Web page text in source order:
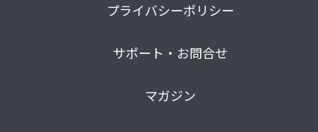
プライバシーポリシー
サポート・お問合せ
マガジン